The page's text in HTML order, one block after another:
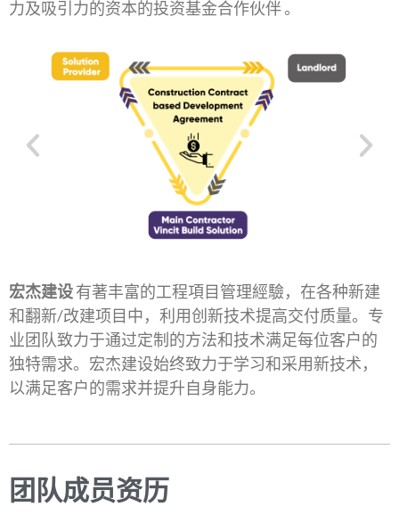
力及吸引力的资本的投资基金合作伙伴 。
宏杰建设有著丰富的工程項目管理經驗，在各种新建
和翻新/改建项目中，利用创新技术提高交付质量。专
业团队致力于通过定制的方法和技术满足每位客户的
独特需求。宏杰建设始终致力于学习和采用新技术，
以满足客户的需求并提升自身能力。
团队成员资历